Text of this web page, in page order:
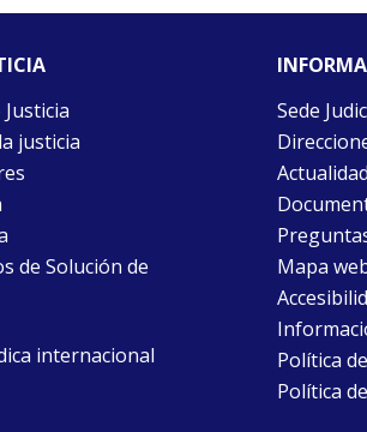
justicia
de Solución de
internacional
Sede
Actualidad
Mapa
Política
Política